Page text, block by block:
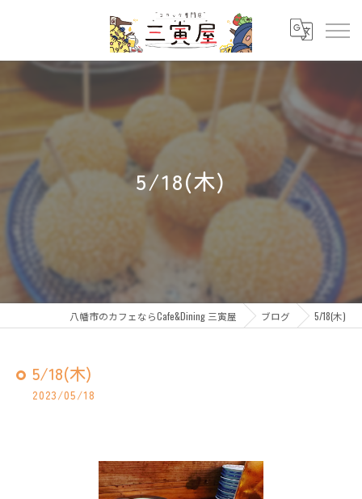
5/18(木)
八幡市のカフェならCafe&Dining 三寅屋 ブログ 5/18(木)
5/18(木)
2023/05/18